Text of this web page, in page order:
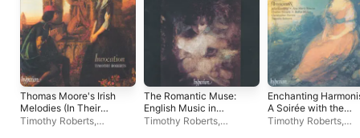
Thomas Moore's Irish
Melodies (In Their
Original Settings)
Timothy Roberts,
The Romantic Muse:
English Music in
Beethoven's Time
Timothy Roberts,
Enchanting
A Soirée with the
Linleys of Bath
Timothy Roberts,